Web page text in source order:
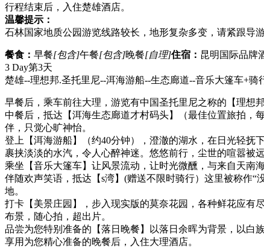
行程结束后，入住楚雄酒店。
温馨提示：
石林国家地质公园游览线路较长，地形复杂多变，请紧跟导
餐食： 早餐[包含]午餐[包含]晚餐[自理]住宿： 昆明国际品牌
3 Day第3天
楚雄--理想邦.圣托里尼--洱海游船--生态廊道--音乐大篷车+骑
早餐后，乘车前往大理，游览有中国圣托里尼之称的【理想
中餐后，抵达【洱海生态廊道才村码头】（最佳位置旅拍，
伴，只觉心旷神怡。
登上【洱海游船】（约40分钟），澄澈的湖水，在日光轻抚
裹挟淡淡的水汽，令人心醉神迷。悠悠前行，尘世的喧嚣被
乘坐【音乐大篷车】让风景流动，让时光微醺，与来自天南
伴随欢声笑语，抵达【s湾】(赠送不限时骑行）这里被称作
地。
打卡【美景庄园】，步入现实版的莫奈花园，各种鲜花应有
布景，随心拍，超出片。
品尝为您特别准备的【落日晚餐】以落日余晖为背景，以白
享用为您精心准备的晚餐后，入住大理酒店。